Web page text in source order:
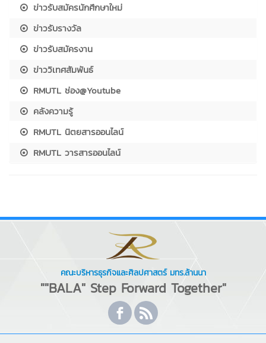
ข่าวรับสมัครนักศึกษาใหม่
ข่าวรับรางวัล
ข่าวรับสมัครงาน
ข่าววิเทศสัมพันธ์
RMUTL ช่อง@Youtube
คลังความรู้
RMUTL นิตยสารออนไลน์
RMUTL วารสารออนไลน์
คณะบริหารธุรกิจและศิลปศาสตร์ มทร.ล้านนา
""BALA" Step Forward Together"